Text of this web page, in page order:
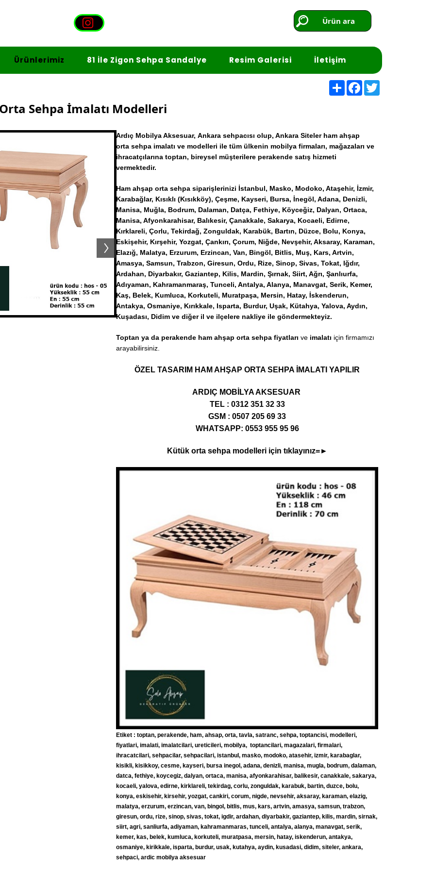
Sehpa İmalatı Modelleri
Ardıç Mobilya Aksesuar, Ankara sehpacısı olup, Ankara Siteler ham ahşap
orta sehpa imalatı ve modelleri ile tüm ülkenin mobilya firmaları, mağazaları ve
ihracatçılarına toptan, bireysel müşterilere perakende satış hizmeti
vermektedir.
Ham ahşap orta sehpa siparişlerinizi İstanbul, Masko, Modoko, Ataşehir, İzmir,
Karabağlar, Kısıklı (Kısıkköy), Çeşme, Kayseri, Bursa, İnegöl, Adana, Denizli,
Manisa, Muğla, Bodrum, Dalaman, Datça, Fethiye, Köyceğiz, Dalyan, Ortaca,
Manisa, Afyonkarahisar, Balıkesir, Çanakkale, Sakarya, Kocaeli, Edirne,
Kırklareli, Çorlu, Tekirdağ, Zonguldak, Karabük, Bartın, Düzce, Bolu, Konya,
Eskişehir, Kırşehir, Yozgat, Çankırı, Çorum, Niğde, Nevşehir, Aksaray, Karaman,
Elazığ, Malatya, Erzurum, Erzincan, Van, Bingöl, Bitlis, Muş, Kars, Artvin,
Amasya, Samsun, Trabzon, Giresun, Ordu, Rize, Sinop, Sivas, Tokat, Iğdır,
Ardahan, Diyarbakır, Gaziantep, Kilis, Mardin, Şırnak, Siirt, Ağrı, Şanlıurfa,
Adıyaman, Kahramanmaraş, Tunceli, Antalya, Alanya, Manavgat, Serik, Kemer,
Kaş, Belek, Kumluca, Korkuteli, Muratpaşa, Mersin, Hatay, İskenderun,
Antakya, Osmaniye, Kırıkkale, Isparta, Burdur, Uşak, Kütahya, Yalova, Aydın,
Kuşadası, Didim ve diğer il ve ilçelere nakliye ile göndermekteyiz.
Toptan ya da perakende ham ahşap orta sehpa fiyatları ve imalatı için firmamızı
arayabilirsiniz.
ÖZEL TASARIM HAM AHŞAP ORTA SEHPA İMALATI YAPILIR
ARDIÇ MOBİLYA AKSESUAR
TEL : 0312 351 32 33
GSM : 0507 205 69 33
WHATSAPP: 0553 955 95 96
Kütük orta sehpa modelleri için tıklayınız=►
Etiket : toptan, perakende, ham, ahsap, orta, tavla, satranc, sehpa, toptancisi, modelleri,
fiyatlari, imalati, imalatcilari, ureticileri, mobilya, toptancilari, magazalari, firmalari,
ihracatcilari, sehpacilar, sehpacilari, istanbul, masko, modoko, atasehir, izmir, karabaglar,
kisikli, kisikkoy, cesme, kayseri, bursa inegol, adana, denizli, manisa, mugla, bodrum, dalaman,
datca, fethiye, koycegiz, dalyan, ortaca, manisa, afyonkarahisar, balikesir, canakkale, sakarya,
kocaeli, yalova, edirne, kirklareli, tekirdag, corlu, zonguldak, karabuk, bartin, duzce, bolu,
konya, eskisehir, kirsehir, yozgat, cankiri, corum, nigde, nevsehir, aksaray, karaman, elazig,
malatya, erzurum, erzincan, van, bingol, bitlis, mus, kars, artvin, amasya, samsun, trabzon,
giresun, ordu, rize, sinop, sivas, tokat, igdir, ardahan, diyarbakir, gaziantep, kilis, mardin, sirnak,
siirt, agri, sanliurfa, adiyaman, kahramanmaras, tunceli, antalya, alanya, manavgat, serik,
kemer, kas, belek, kumluca, korkuteli, muratpasa, mersin, hatay, iskenderun, antakya,
osmaniye, kirikkale, isparta, burdur, usak, kutahya, aydin, kusadasi, didim, siteler, ankara,
sehpaci, ardic mobilya aksesuar
Share Facebook
Ürün ara
Ürünlerimiz 81 İle Zigon Sehpa Sandalye Resim Galerisi İletişim